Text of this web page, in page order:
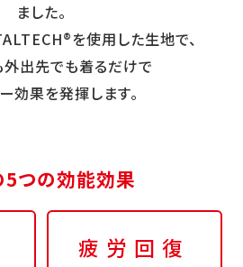
ました。
を使用した生地で、
出先でも着るだけで
効果を発揮します。
5つの効能効果
疲労回復